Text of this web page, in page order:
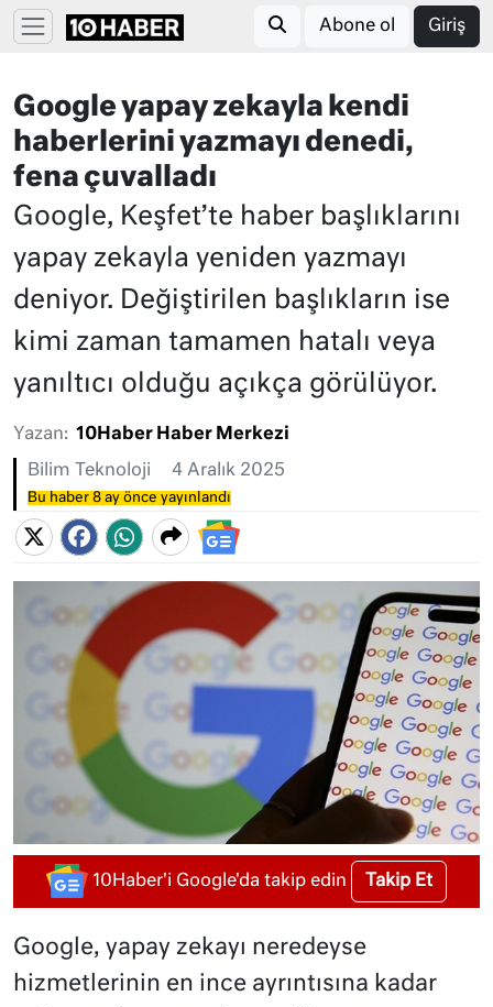
Abone ol Giriş
Google yapay zekayla kendi
haberlerini yazmayı denedi,
fena çuvalladı
Google, Keşfet’te haber başlıklarını
yapay zekayla yeniden yazmayı
deniyor. Değiştirilen başlıkların ise
kimi zaman tamamen hatalı veya
yanıltıcı olduğu açıkça görülüyor.
Yazan: 10Haber Haber Merkezi
Bilim Teknoloji 4 Aralık 2025
Bu haber 8 ay önce yayınlandı
10Haber'i Google'da takip edin Takip Et
Google, yapay zekayı neredeyse
hizmetlerinin en ince ayrıntısına kadar